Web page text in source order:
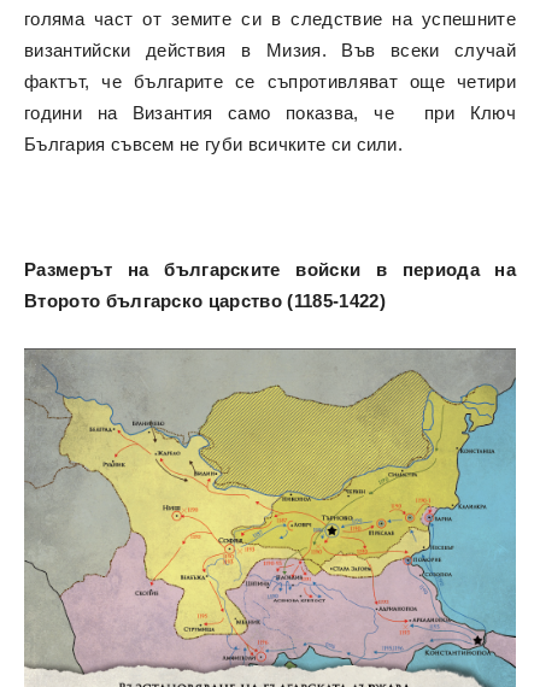
голяма част от земите си в следствие на успешните
византийски действия в Мизия. Във всеки случай
фактът, че българите се съпротивляват още четири
години на Византия само показва, че при Ключ
България съвсем не губи всичките си сили.
Размерът на българските войски в периода на
Второто българско царство (1185-1422)